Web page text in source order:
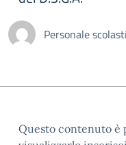
Personale
Questo contenuto è